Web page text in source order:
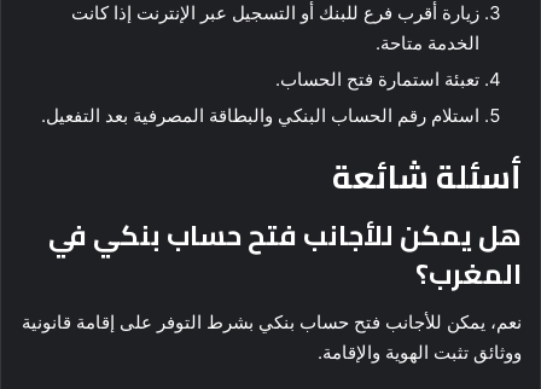
زيارة أقرب فرع للبنك أو التسجيل عبر الإنترنت إذا كانت
الخدمة متاحة.
تعبئة استمارة فتح الحساب.
استلام رقم الحساب البنكي والبطاقة المصرفية بعد التفعيل.
أسئلة شائعة
هل يمكن للأجانب فتح حساب بنكي في
المغرب؟
نعم، يمكن للأجانب فتح حساب بنكي بشرط التوفر على إقامة قانونية
ووثائق تثبت الهوية والإقامة.